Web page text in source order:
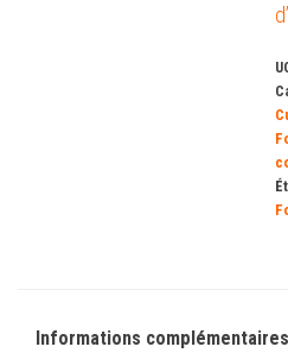
Informations complémentaires